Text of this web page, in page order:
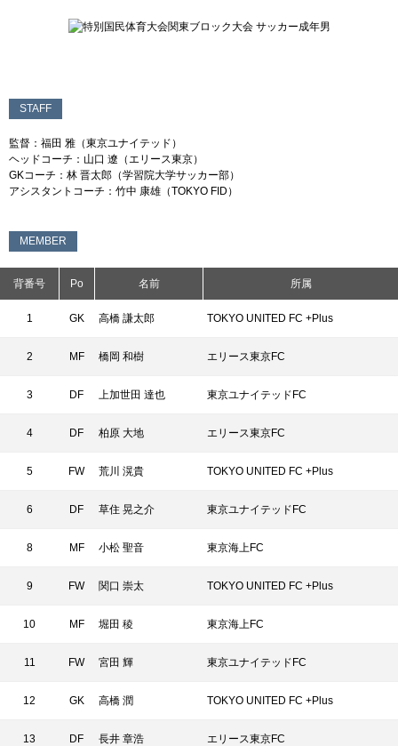
STAFF
監督：福田 雅（東京ユナイテッド）
ヘッドコーチ：山口 遼（エリース東京）
GKコーチ：林 晋太郎（学習院大学サッカー部）
アシスタントコーチ：竹中 康雄（TOKYO FID）
MEMBER
背番号 Po 名前 所属
1 GK 高橋 謙太郎 TOKYO UNITED FC +Plus
2 MF 橋岡 和樹 エリース東京FC
3 DF 上加世田 達也 東京ユナイテッドFC
4 DF 柏原 大地 エリース東京FC
5 FW 荒川 滉貴 TOKYO UNITED FC +Plus
6 DF 草住 晃之介 東京ユナイテッドFC
8 MF 小松 聖音 東京海上FC
9 FW 関口 崇太 TOKYO UNITED FC +Plus
10 MF 堀田 稜 東京海上FC
11 FW 宮田 輝 東京ユナイテッドFC
12 GK 高橋 潤 TOKYO UNITED FC +Plus
13 DF 長井 章浩 エリース東京FC